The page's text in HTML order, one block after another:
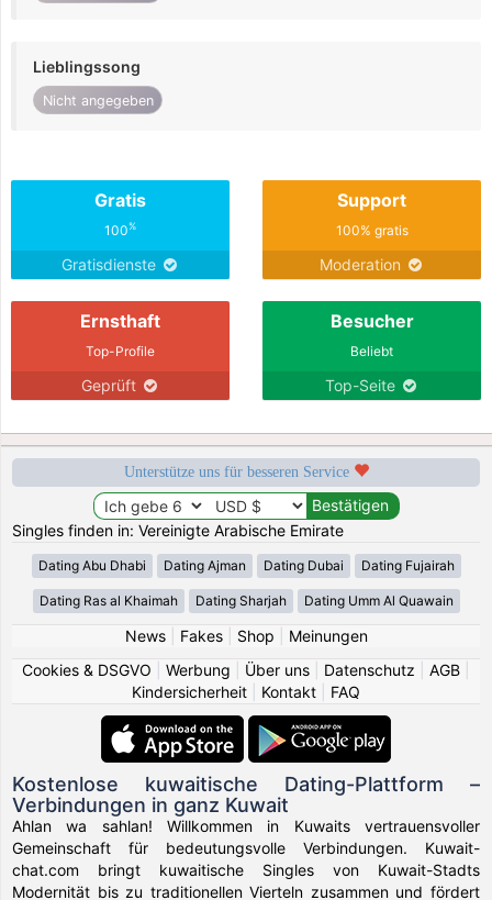
Lieblingssong
Nicht angegeben
Gratis
100%
Gratisdienste
Support
100% gratis
Moderation
Ernsthaft
Top-Profile
Geprüft
Besucher
Beliebt
Top-Seite
Unterstütze uns für besseren Service
Singles finden in: Vereinigte Arabische Emirate
Dating Abu Dhabi Dating Ajman Dating Dubai Dating Fujairah
Dating Ras al Khaimah Dating Sharjah Dating Umm Al Quawain
News| Fakes| Shop
Meinungen
Cookies & DSGVO
Werbung Über uns Datenschutz AGB
Kindersicherheit
Kontakt FAQ
Kostenlose kuwaitische Dating-Plattform –
Verbindungen in ganz Kuwait
Ahlan wa sahlan! Willkommen in Kuwaits vertrauensvoller
Gemeinschaft für bedeutungsvolle Verbindungen. Kuwait-
chat.com bringt kuwaitische Singles von Kuwait-Stadts
Modernität bis zu traditionellen Vierteln zusammen und fördert